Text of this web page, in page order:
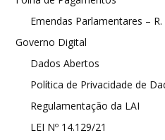
Emendas Parlamentares –
Governo Digital
Dados Abertos
Política de Privacidade de
Regulamentação da LAI
LEI Nº 14.129/21